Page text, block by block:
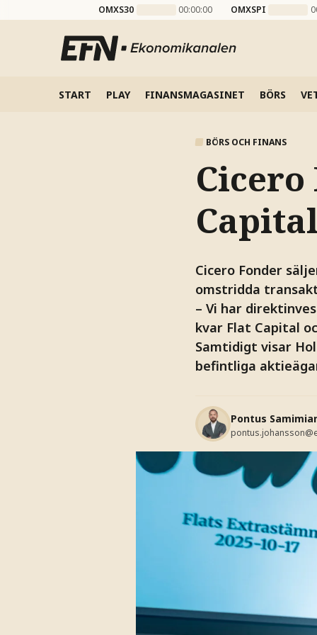
OMXS30 00:00:00 OMXSPI
START PLAY FINANSMAGASINET BÖRS
BÖRS OCH FINANS
Cicero Fonder
omstridda
– Vi har
kvar Flat Capital
Samtidigt visar
befintliga
Pontus